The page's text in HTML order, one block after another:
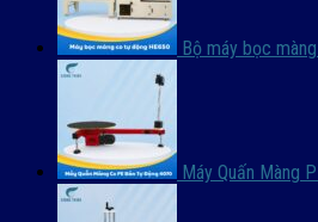
Bộ máy bọc
Máy Quấn Màng